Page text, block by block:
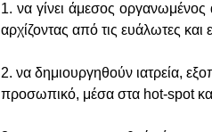
1. να γίνει άμεσος
αρχίζοντας από τις ευάλωτες και
2. να δημιουργηθούν ιατρεία,
προσωπικό, μέσα στα hot-spot